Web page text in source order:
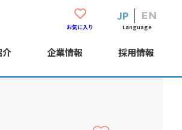
お気に入り
EN
JP
Language
介 企業情報 採用情報